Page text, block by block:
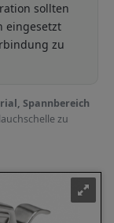
sollten
eingesetzt
zu
Spannbereich
zu